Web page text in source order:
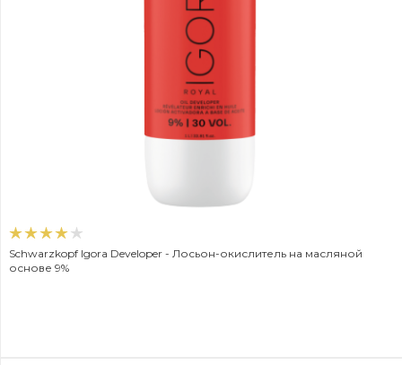
Schwarzkopf Igora Developer - Лосьон-окислитель на масляной
основе 9%